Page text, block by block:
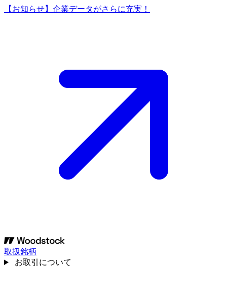
【お知らせ】企業データがさらに充実！
取扱銘柄
お取引について